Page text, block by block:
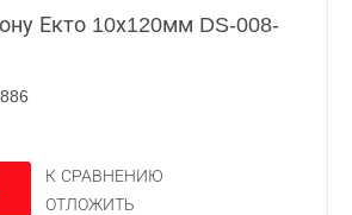
Екто 10х120мм DS-008-
К СРАВНЕНИЮ
ОТЛОЖИТЬ